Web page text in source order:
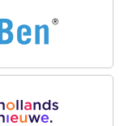
fabrieksgarantie
na lancering
nieuwe
ontwerp dat